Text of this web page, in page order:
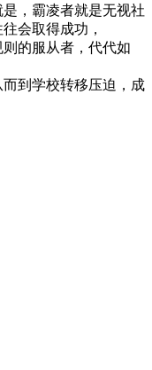
，霸凌者就是无视社
会取得成功，
的服从者，代代如
到学校转移压迫，成